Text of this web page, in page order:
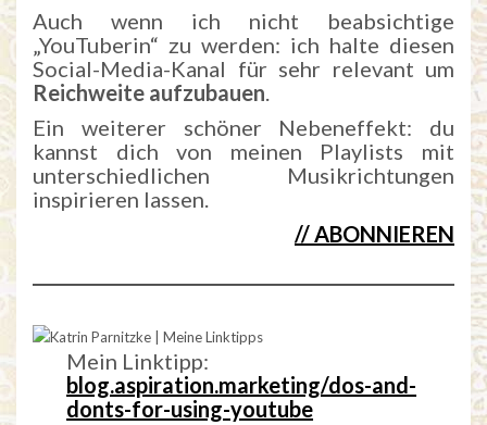
Auch wenn ich nicht beabsichtige
„YouTuberin“ zu werden: ich halte diesen
Social-Media-Kanal für sehr relevant um
Reichweite aufzubauen
Ein weiterer schöner Nebeneffekt: du
kannst dich von meinen Playlists mit
unterschiedlichen Musikrichtungen
inspirieren lassen.
// ABONNIEREN
Mein Linktipp:
blog.aspiration.marketing/dos-and-
donts-for-using-youtube